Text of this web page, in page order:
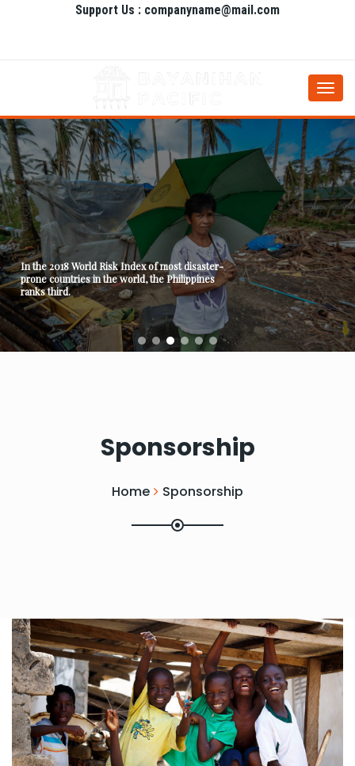
Support Us : companyname@mail.com
In the 2018 World Risk Index of most disaster-
prone countries in the world, the Philippines
ranks third.
Sponsorship
Home Sponsorship